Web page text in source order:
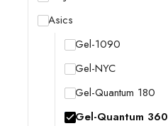
Asics
Gel-1090
Gel-NYC
Gel-Quantum 180
Gel-Quantum 360